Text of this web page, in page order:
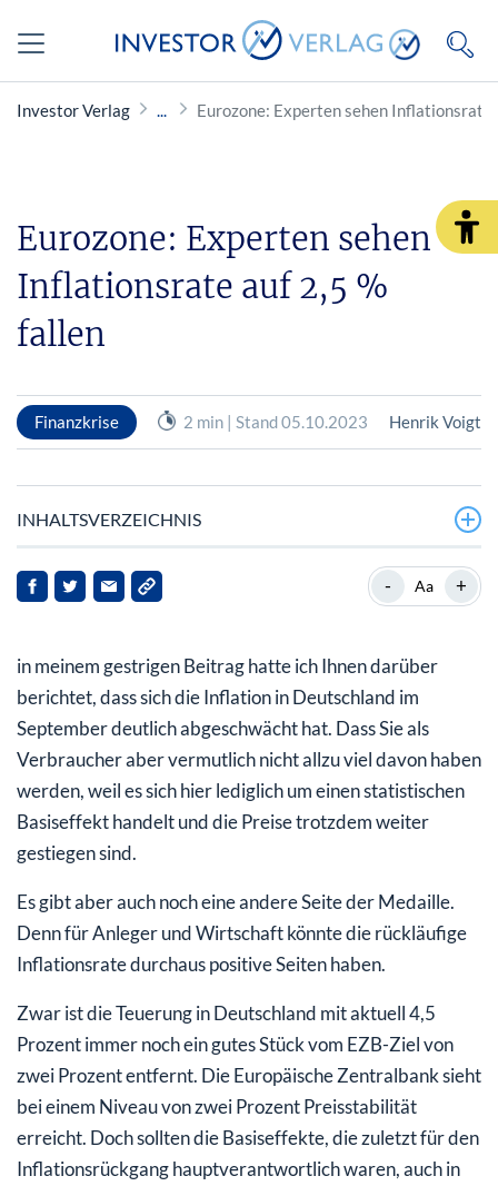
Investor Verlag Eurozone: Experten sehen Inflationsrate
Eurozone: Experten sehen
Inflationsrate auf 2,5 %
fallen
Finanzkrise 2 min | Stand 05.10.2023 Henrik Voigt
INHALTSVERZEICHNIS
Experten sehen Inflationsrate auf 2,5 % fallen
EZB-Zinsgipfel passt nicht zur aktuellen Entwicklung
- Aa +
in meinem gestrigen Beitrag hatte ich Ihnen darüber
berichtet, dass sich die Inflation in Deutschland im
September deutlich abgeschwächt hat. Dass Sie als
Verbraucher aber vermutlich nicht allzu viel davon haben
werden, weil es sich hier lediglich um einen statistischen
Basiseffekt handelt und die Preise trotzdem weiter
gestiegen sind.
Es gibt aber auch noch eine andere Seite der Medaille.
Denn für Anleger und Wirtschaft könnte die rückläufige
Inflationsrate durchaus positive Seiten haben.
Zwar ist die Teuerung in Deutschland mit aktuell 4,5
Prozent immer noch ein gutes Stück vom EZB-Ziel von
zwei Prozent entfernt. Die Europäische Zentralbank sieht
bei einem Niveau von zwei Prozent Preisstabilität
erreicht. Doch sollten die Basiseffekte, die zuletzt für den
Inflationsrückgang hauptverantwortlich waren, auch in